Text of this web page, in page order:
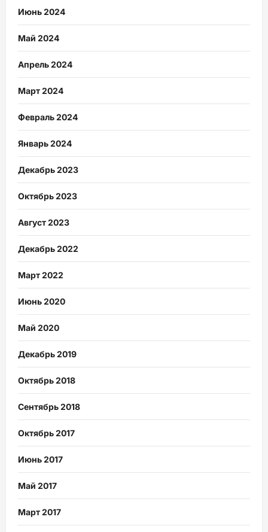
Июнь 2024
Май 2024
Апрель 2024
Март 2024
Февраль 2024
Январь 2024
Декабрь 2023
Октябрь 2023
Август 2023
Декабрь 2022
Март 2022
Июнь 2020
Май 2020
Декабрь 2019
Октябрь 2018
Сентябрь 2018
Октябрь 2017
Июнь 2017
Май 2017
Март 2017